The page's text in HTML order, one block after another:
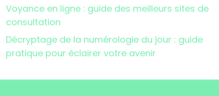
Voyance en ligne : guide des meilleurs sites de
consultation
Décryptage de la numérologie du jour : guide
pratique pour éclairer votre avenir